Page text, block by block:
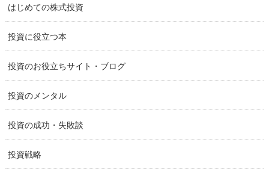
はじめての株式投資
投資に役立つ本
投資のお役立ちサイト・ブログ
投資のメンタル
投資の成功・失敗談
投資戦略